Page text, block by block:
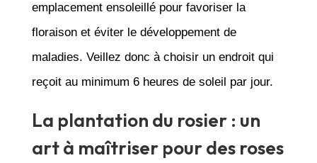
emplacement ensoleillé pour favoriser la
floraison et éviter le développement de
maladies. Veillez donc à choisir un endroit qui
reçoit au minimum 6 heures de soleil par jour.
La plantation du rosier : un
art à maîtriser pour des roses